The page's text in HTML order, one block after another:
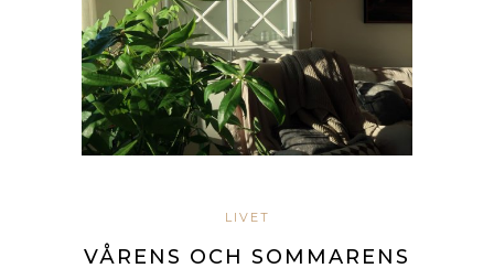
LIVET
VÅRENS OCH SOMMARENS